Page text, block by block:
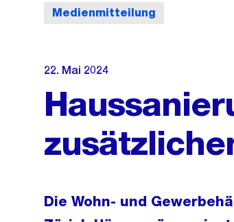
Medienmitteilung
22. Mai 2024
Die Wohn- und